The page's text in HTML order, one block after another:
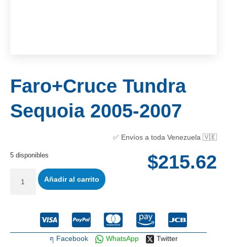
Faro+Cruce Tundra
Sequoia 2005-2007
✅ Envíos a toda Venezuela 🇻🇪
$215.62
5 disponibles
Añadir al carrito
Facebook WhatsApp Twitter